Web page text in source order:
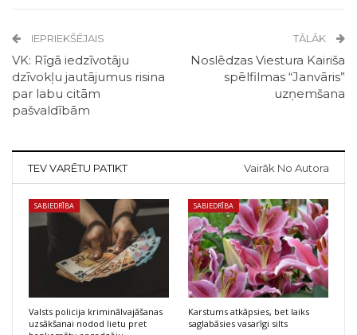
IEPRIEKŠĒJAIS
VK: Rīgā iedzīvotāju
dzīvokļu jautājumus risina
par labu citām
pašvaldībām
TĀLĀK
Noslēdzas Viestura Kairiša
spēlfilmas “Janvāris”
uzņemšana
TEV VARĒTU PATIKT Vairāk No Autora
SABIEDRĪBA
Valsts policija kriminālvajāšanas
uzsākšanai nodod lietu pret
SABIEDRĪBA
Karstums atkāpsies, bet laiks
saglabāsies vasarīgi silts